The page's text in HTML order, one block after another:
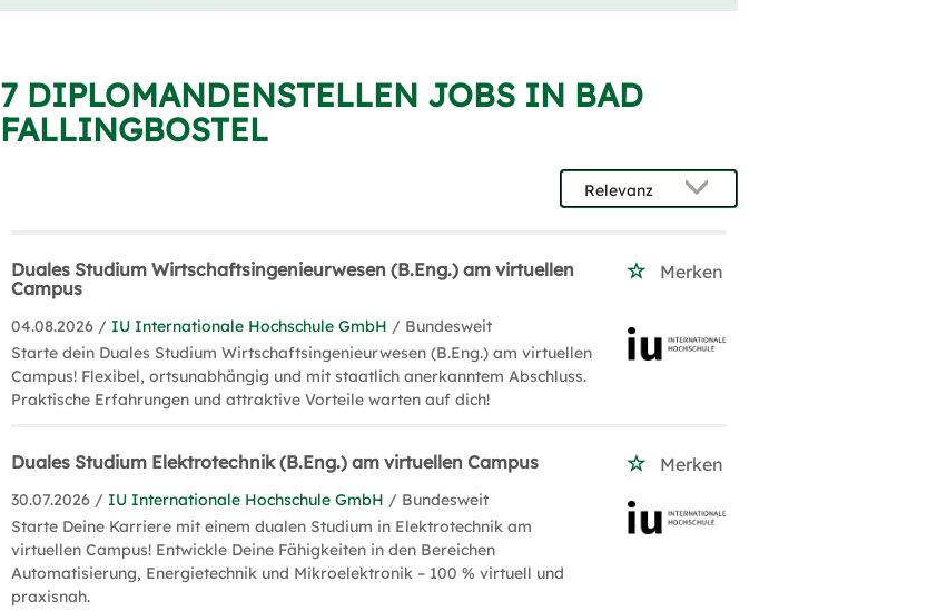
7 DIPLOMANDENSTELLEN JOBS IN BAD
FALLINGBOSTEL
Duales Studium Wirtschaftsingenieurwesen (B.Eng.) am virtuellen
Campus
Merken
04.08.2026 / IU Internationale Hochschule GmbH / Bundesweit
Starte dein Duales Studium Wirtschaftsingenieurwesen (B.Eng.) am virtuellen
Campus! Flexibel, ortsunabhängig und mit staatlich anerkanntem Abschluss.
Praktische Erfahrungen und attraktive Vorteile warten auf dich!
Duales Studium Elektrotechnik (B.Eng.) am virtuellen Campus Merken
30.07.2026 / IU Internationale Hochschule GmbH / Bundesweit
Starte Deine Karriere mit einem dualen Studium in Elektrotechnik am
virtuellen Campus! Entwickle Deine Fähigkeiten in den Bereichen
Automatisierung, Energietechnik und Mikroelektronik – 100 % virtuell und
praxisnah.